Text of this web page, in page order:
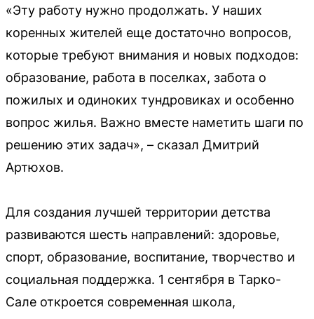
«Эту работу нужно продолжать. У наших
коренных жителей еще достаточно вопросов,
которые требуют внимания и новых подходов:
образование, работа в поселках, забота о
пожилых и одиноких тундровиках и особенно
вопрос жилья. Важно вместе наметить шаги по
решению этих задач», – сказал Дмитрий
Артюхов.
Для создания лучшей территории детства
развиваются шесть направлений: здоровье,
спорт, образование, воспитание, творчество и
социальная поддержка. 1 сентября в Тарко-
Сале откроется современная школа,